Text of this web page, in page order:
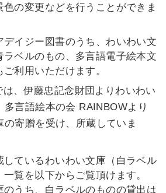
色の変更などを行うことができま
デイジー図書のうち、わいわい文
ラベルのもの、多言語電子絵本文
利用いただけます。
伊藤忠記念財団よりわいわい
言語絵本の会 RAINBOWより
寄贈を受け、所蔵していま
しているわいわい文庫（白ラベル
覧を以下からご覧頂けます。
うち、白ラベルのものの貸出は